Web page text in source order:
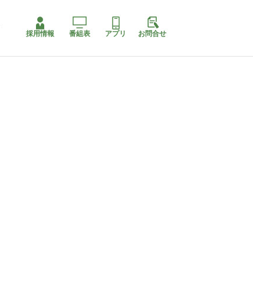
採用情報 番組表 アプリ お問合せ